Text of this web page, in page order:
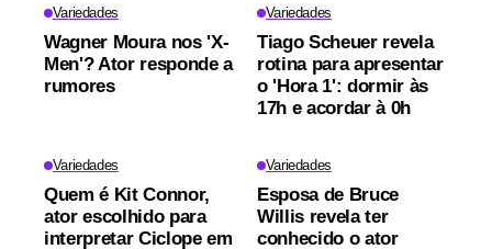
Variedades
Wagner Moura nos 'X-
Men'? Ator responde a
rumores
Variedades
Tiago Scheuer revela
rotina para apresentar
o 'Hora 1': dormir às
17h e acordar à 0h
Variedades
Quem é Kit Connor,
ator escolhido para
interpretar Ciclope em
Variedades
Esposa de Bruce
Willis revela ter
conhecido o ator